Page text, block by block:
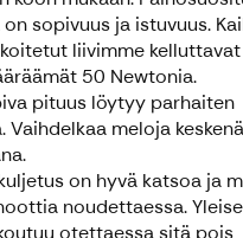
sopivuus ja istuvuus.
liivimme
50 Newtonia.
pituus löytyy parhaiten
Vaihdelkaa meloja
on hyvä katsoa ja
noudettaessa.